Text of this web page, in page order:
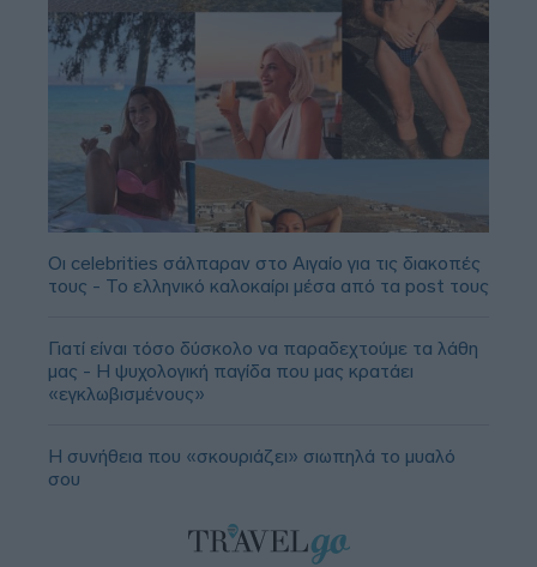
Οι celebrities σάλπαραν στο Αιγαίο για τις διακοπές
τους - Το ελληνικό καλοκαίρι μέσα από τα post τους
Γιατί είναι τόσο δύσκολο να παραδεχτούμε τα λάθη
μας - Η ψυχολογική παγίδα που μας κρατάει
«εγκλωβισμένους»
Η συνήθεια που «σκουριάζει» σιωπηλά το μυαλό
σου